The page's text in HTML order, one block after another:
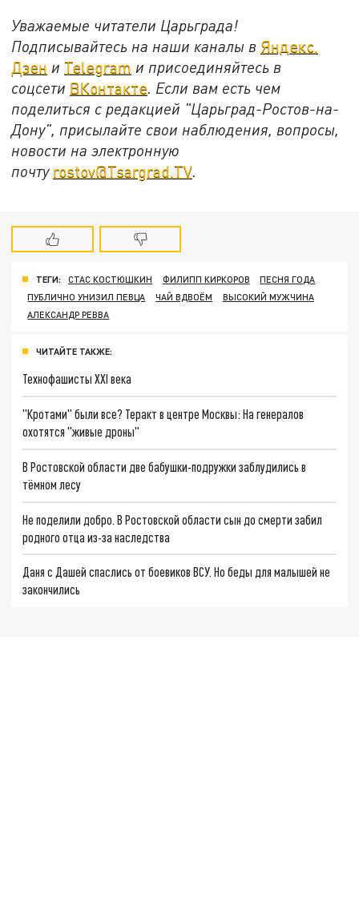
Уважаемые читатели Царьграда!
Подписывайтесь на наши каналы в Яндекс.
Дзен и Telegram и присоединяйтесь в
соцсети ВКонтакте. Если вам есть чем
поделиться с редакцией "Царьград-Ростов-на-
Дону", присылайте свои наблюдения, вопросы,
новости на электронную
почту rostov@Tsargrad.ТV.
ТЕГИ: СТАС КОСТЮШКИН ФИЛИПП КИРКОРОВ
ПЕСНЯ ГОДА
ПУБЛИЧНО УНИЗИЛ ПЕВЦА
ЧАЙ ВДВОЁМ
ВЫСОКИЙ МУЖЧИНА
АЛЕКСАНДР РЕВВА
ЧИТАЙТЕ ТАКЖЕ:
Технофашисты XXI века
"Кротами" были все? Теракт в центре Москвы: На генералов
охотятся "живые дроны"
В Ростовской области две бабушки-подружки заблудились в
тёмном лесу
Не поделили добро. В Ростовской области сын до смерти забил
родного отца из-за наследства
Даня с Дашей спаслись от боевиков ВСУ. Но беды для малышей не
закончились